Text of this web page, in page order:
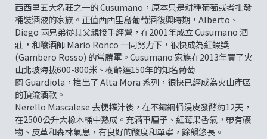
西西里五大名莊之一的 Cusumano，原本只是耕種葡萄或者批發
桶裝酒液的家族。正值西西里島葡萄酒復興時期，Alberto、
Diego 兩兄弟從其父親接手經營，在2001年成立 Cusumano 酒
莊，和釀酒師 Mario Ronco 一同努力下，很快成為紅蝦獎
(Gambero Rosso) 的常勝軍。Cusumano 家族在2013年買了火
山北坡海拔600-800米、樹齡達150年的知名葡萄
園 Guardiola，推出了 Alta Mora 系列，很快已經成為火山產區
的頂流酒款。
Nerello Mascalese 去梗榨汁後，在不鏽鋼桶浸皮發酵約12天，
在2500公升大橡木桶中熟成。充滿車厘子、紅莓果香氣，帶有礦
物、皮革和森林氣息，有良好的酸度和單寧，餘韻悠長。